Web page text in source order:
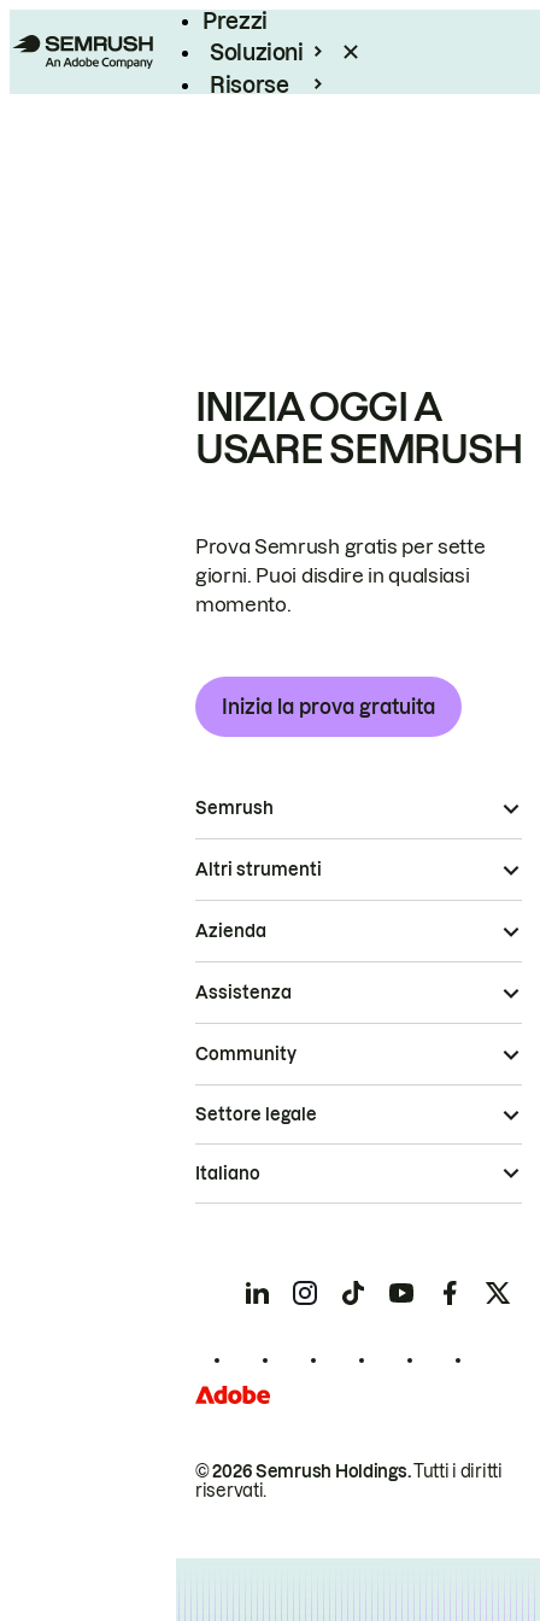
Prezzi
Soluzioni
Risorse
INIZIA OGGI A
USARE SEMRUSH
Prova Semrush gratis per sette
giorni. Puoi disdire in qualsiasi
momento.
Inizia la prova gratuita
Semrush
Altri strumenti
Azienda
Assistenza
Community
© 2026 Semrush Holdings.Tutti i diritti
riservati.
Settore legale
Italiano